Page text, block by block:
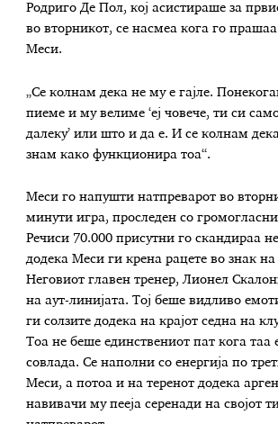
Родриго Де Пол, кој асистираше за
во вторникот, се насмеа кога го
Меси.
„Се колнам дека не му е гајле.
пиеме и му велиме ‘еј човече, ти си
далеку’ или што и да е. И се колнам
знам како функционира тоа“.
Меси го напушти натпреварот во
минути игра, проследен со
Речиси 70.000 присутни го скандираа
додека Меси ги крена рацете во знак на
Неговиот главен тренер, Лионел
на аут-линијата. Тој беше видливо
ги солзите додека на крајот седна на
Тоа не беше единствениот пат кога таа
совлада. Се наполни со енергија по
Меси, а потоа и на теренот додека
навивачи му пееја серенади на својот